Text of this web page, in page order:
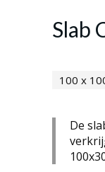
Slab
100 x
De